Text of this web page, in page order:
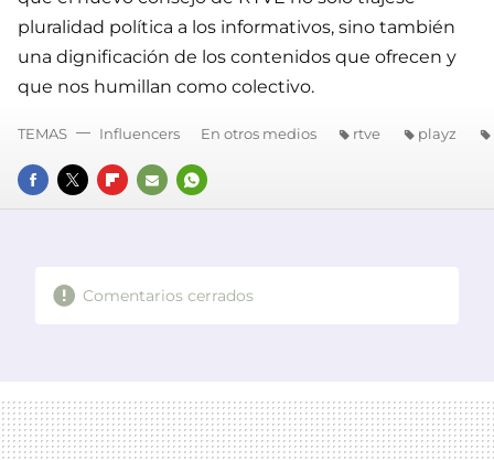
pluralidad política a los informativos, sino también
una dignificación de los contenidos que ofrecen y
que nos humillan como colectivo.
FACEBOOK
TWITTERFLIPBOARD
E-
WHATSAPP
TEMAS Influencers En otros medios rtve playz
Comentarios cerrados